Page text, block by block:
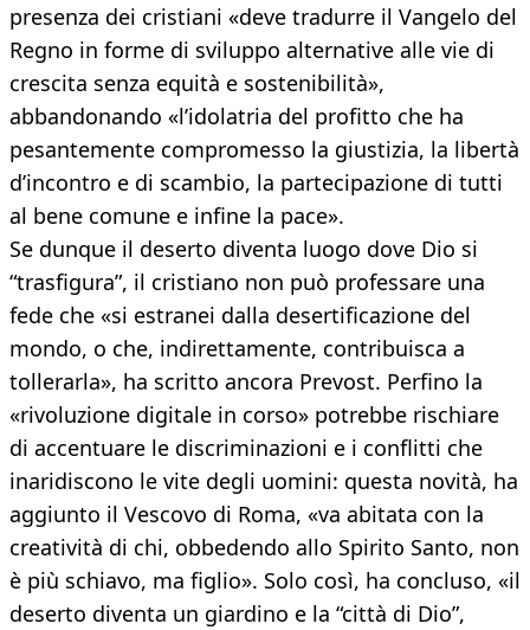
presenza dei cristiani «deve tradurre il Vangelo del
Regno in forme di sviluppo alternative alle vie di
crescita senza equità e sostenibilità»,
abbandonando «l’idolatria del profitto che ha
pesantemente compromesso la giustizia, la libertà
d’incontro e di scambio, la partecipazione di tutti
al bene comune e infine la pace».
Se dunque il deserto diventa luogo dove Dio si
“trasfigura”, il cristiano non può professare una
fede che «si estranei dalla desertificazione del
mondo, o che, indirettamente, contribuisca a
tollerarla», ha scritto ancora Prevost. Perfino la
«rivoluzione digitale in corso» potrebbe rischiare
di accentuare le discriminazioni e i conflitti che
inaridiscono le vite degli uomini: questa novità, ha
aggiunto il Vescovo di Roma, «va abitata con la
creatività di chi, obbedendo allo Spirito Santo, non
è più schiavo, ma figlio». Solo così, ha concluso, «il
deserto diventa un giardino e la “città di Dio”,